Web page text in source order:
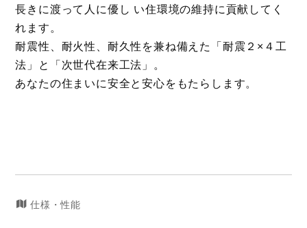
長きに渡って人に優し い住環境の維持に貢献してく
れます。
耐震性、耐火性、耐久性を兼ね備えた「耐震２×４工
法」と「次世代在来工法」。
あなたの住まいに安全と安心をもたらします。
仕様・性能